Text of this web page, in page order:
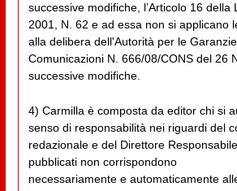
successive modifiche, l’Articolo 16 della
2001, N. 62 e ad essa non si applicano
alla delibera dell'Autorità per le
Comunicazioni N. 666/08/CONS del 26
successive modifiche.
4) Carmilla è composta da editor chi si
senso di responsabilità nei riguardi del
redazionale e del Direttore
pubblicati non corrispondono
necessariamente e automaticamente